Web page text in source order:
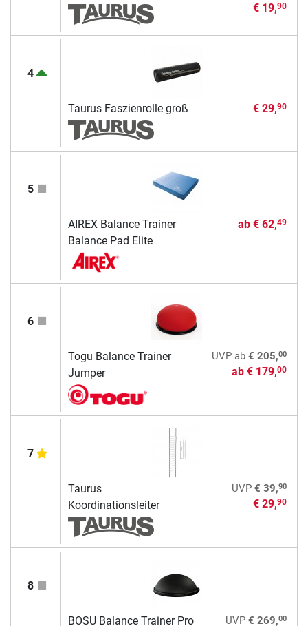
€ 19,90
4
Taurus Faszienrolle groß € 29,90
5
AIREX Balance Trainer
Balance Pad Elite
ab € 62,49
6
Togu Balance Trainer
Jumper
UVPab € 205,00
ab € 179,00
7
Taurus
Koordinationsleiter
UVP € 39,90
€ 29,90
8
BOSU Balance Trainer Pro
UVP € 269,00